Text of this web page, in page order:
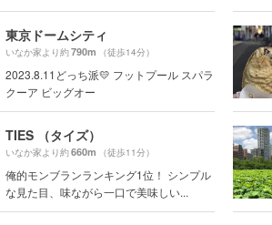
東京ドームシティ
いなか家より約790m （徒歩14分）
2023.8.11どっち派💛 フットプール スパラ
クーア ビッグオー
TIES （タイズ）
いなか家より約660m （徒歩11分）
俺的モンブランランキング1位！ シンプル
な見た目、味ながら一口で美味しい...